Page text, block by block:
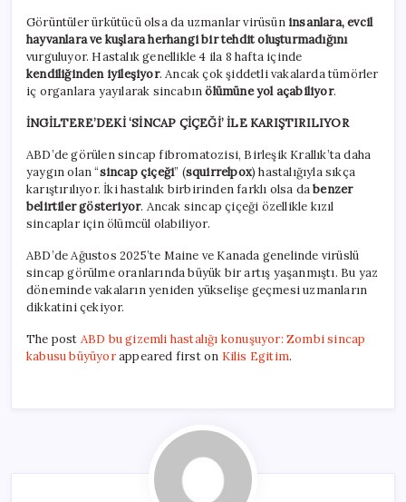
Görüntüler ürkütücü olsa da uzmanlar virüsün insanlara, evcil
hayvanlara ve kuşlara herhangi bir tehdit oluşturmadığını
vurguluyor. Hastalık genellikle 4 ila 8 hafta içinde
kendiliğinden iyileşiyor. Ancak çok şiddetli vakalarda tümörler
iç organlara yayılarak sincabınölümüne yol açabiliyor.
İNGİLTERE’DEKİ ‘SİNCAP ÇİÇEĞİ’ İLE KARIŞTIRILIYOR
ABD’de görülen sincap fibromatozisi, Birleşik Krallık’ta daha
yaygın olan “sincap çiçeği” (squirrelpox) hastalığıyla sıkça
karıştırılıyor. İki hastalık birbirinden farklı olsa dabenzer
belirtiler gösteriyor. Ancak sincap çiçeği özellikle kızıl
sincaplar için ölümcül olabiliyor.
ABD’de Ağustos 2025’te Maine ve Kanada genelinde virüslü
sincap görülme oranlarında büyük bir artış yaşanmıştı. Bu yaz
döneminde vakaların yeniden yükselişe geçmesi uzmanların
dikkatini çekiyor.
The post ABD bu gizemli hastalığı konuşuyor: Zombi sincap
kabusu büyüyorappeared first on Kilis Egitim.